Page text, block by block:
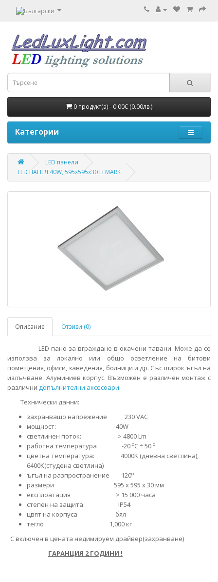
0 продукт(а) - 0.00€ (0.00лв.)
Категории
LED панели
LED ПАНЕЛ 40W, 595x595x30 ELMARK
Описание Отзиви (0)
LED пано за вграждане в окачени тавани. Може да се
използва за локално или общо осветление на битови
помещения, офиси, заведения, болници и др. Със широк ъгъл на
излъчване. Алуминиев корпус. Възможен е различен монтаж с
различни допълнителни аксесоари.
Технически данни:
захранващо напрежение 230 VAC
мощност: 40W
светлинен поток: > 4800 Lm
работна температура -20 oC ÷ 50 o
цветна температура: 4000K (дневна светлина),
6400K(студена светлина)
ъгъл на разпространение 120o
размери 595 х 595 х 30 мм
експлоатация > 15 000 часа
степен на защита IP54
цвят на корпуса бял
тегло 1,000 кг
С включен в цената недимируем драйвер(захранване)
ГАРАНЦИЯ 2 ГОДИНИ !